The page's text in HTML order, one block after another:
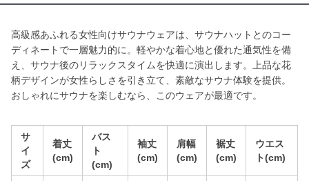
高級感あふれる女性向けサウナウェアは、サウナハットとのコー
ディネートで一層魅力的に。軽やかな着心地と優れた通気性を備
え、サウナ後のリラックスタイムを快適に演出します。上品な花
柄デザインが女性らしさを引き立て、素敵なサウナ体験を提供。
おしゃれにサウナを楽しむなら、このウェアが最適です。
サ
イ
ズ
着丈
(cm)
バス
ト
(cm)
袖丈
(cm)
肩幅
(cm)
裾丈
(cm)
ウエス
ト(cm)